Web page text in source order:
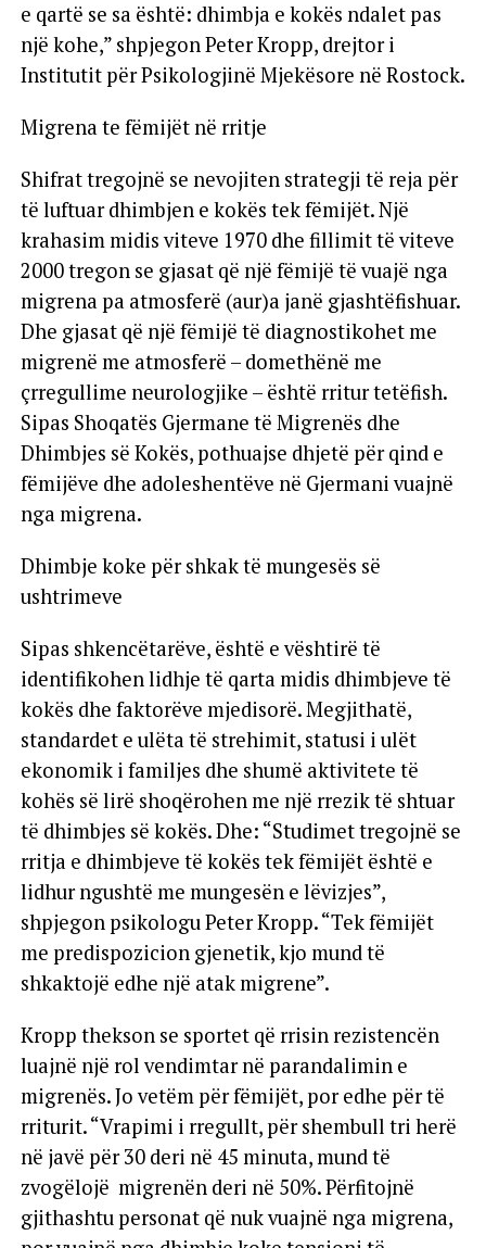
e qartë se sa është: dhimbja e kokës ndalet pas
një kohe,” shpjegon Peter Kropp, drejtor i
Institutit për Psikologjinë Mjekësore në Rostock.
Migrena te fëmijët në rritje
Shifrat tregojnë se nevojiten strategji të reja për
të luftuar dhimbjen e kokës tek fëmijët. Një
krahasim midis viteve 1970 dhe fillimit të viteve
2000 tregon se gjasat që një fëmijë të vuajë nga
migrena pa atmosferë (aur)a janë gjashtëfishuar.
Dhe gjasat që një fëmijë të diagnostikohet me
migrenë me atmosferë – domethënë me
çrregullime neurologjike – është rritur tetëfish.
Sipas Shoqatës Gjermane të Migrenës dhe
Dhimbjes së Kokës, pothuajse dhjetë për qind e
fëmijëve dhe adoleshentëve në Gjermani vuajnë
nga migrena.
Dhimbje koke për shkak të mungesës së
ushtrimeve
Sipas shkencëtarëve, është e vështirë të
identifikohen lidhje të qarta midis dhimbjeve të
kokës dhe faktorëve mjedisorë. Megjithatë,
standardet e ulëta të strehimit, statusi i ulët
ekonomik i familjes dhe shumë aktivitete të
kohës së lirë shoqërohen me një rrezik të shtuar
të dhimbjes së kokës. Dhe: “Studimet tregojnë se
rritja e dhimbjeve të kokës tek fëmijët është e
lidhur ngushtë me mungesën e lëvizjes”,
shpjegon psikologu Peter Kropp. “Tek fëmijët
me predispozicion gjenetik, kjo mund të
shkaktojë edhe një atak migrene”.
Kropp thekson se sportet që rrisin rezistencën
luajnë një rol vendimtar në parandalimin e
migrenës. Jo vetëm për fëmijët, por edhe për të
rriturit. “Vrapimi i rregullt, për shembull tri herë
në javë për 30 deri në 45 minuta, mund të
zvogëlojë migrenën deri në 50%. Përfitojnë
gjithashtu personat që nuk vuajnë nga migrena,